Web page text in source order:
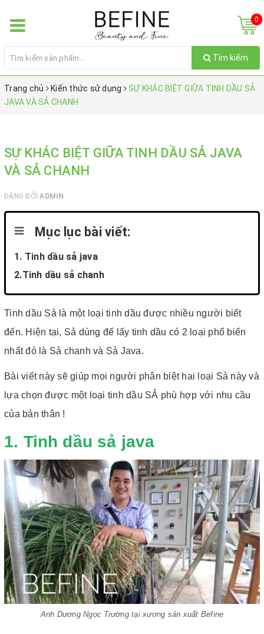
0
Tìm kiếm
Trang chủ Kiến thức sử dụng
SỰ KHÁC BIỆT GIỮA TINH DẦU SẢ
JAVA VÀ SẢ CHANH
SỰ KHÁC BIỆT GIỮA TINH DẦU SẢ JAVA
VÀ SẢ CHANH
ĐĂNG BỞIADMIN
Mục lục bài viết:
1. Tinh dầu sả java
2.Tinh dầu sả chanh
Tinh dầu Sả là một loại tinh dầu được nhiều người biết
đến. Hiện tại, Sả dùng để lấy tinh dầu có 2 loại phổ biến
nhất đó là Sả chanh và Sả Java.
Bài viết này sẽ giúp mọi người phân biệt hai loại Sả này và
lựa chọn được một loại tinh dầu SẢ phù hợp với nhu cầu
của bản thân !
1. Tinh dầu sả java
Anh Dương Ngọc Trường tại xương sản xuất Befine